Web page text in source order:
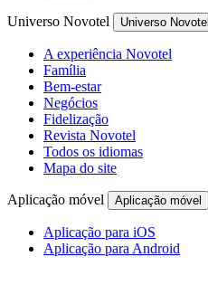
Universo Novotel Universo Novotel
A experiência Novotel
Família
Bem-estar
Negócios
Fidelização
Revista Novotel
Todos os idiomas
Mapa do site
Aplicação móvel Aplicação móvel
Aplicação para iOS
Aplicação para Android